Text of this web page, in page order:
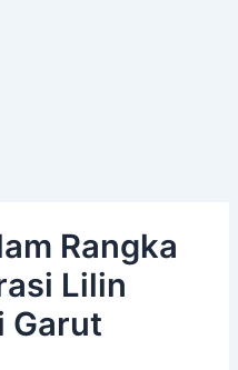
Rangka
Lilin
Garut